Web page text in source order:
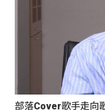
部落Cover歌手走向